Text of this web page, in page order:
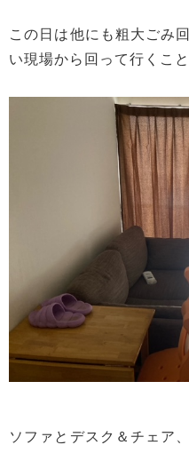
この日は他にも粗大ごみ
い現場から回って行くこと
ソファとデスク＆チェア